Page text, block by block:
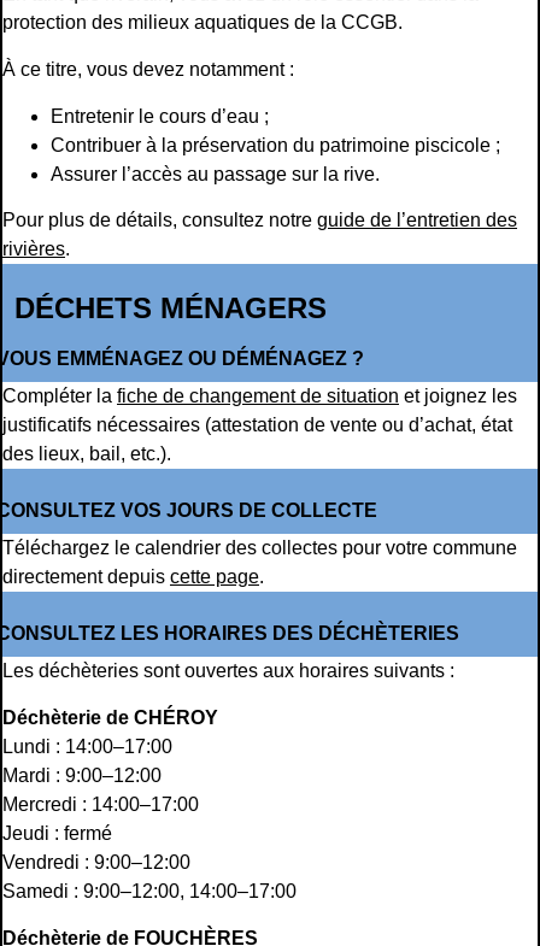
protection des milieux aquatiques de la CCGB.
À ce titre, vous devez notamment :
Entretenir le cours d’eau ;
Contribuer à la préservation du patrimoine piscicole ;
Assurer l’accès au passage sur la rive.
Pour plus de détails, consultez notre guide de l’entretien des
rivières.
DÉCHETS MÉNAGERS
EMMÉNAGEZ OU DÉMÉNAGEZ ?
Compléter la fiche de changement de situation et joignez les
justificatifs nécessaires (attestation de vente ou d’achat, état
des lieux, bail, etc.).
VOS JOURS DE COLLECTE
Téléchargez le calendrier des collectes pour votre commune
directement depuis cette page.
LES HORAIRES DES DÉCHÈTERIES
Les déchèteries sont ouvertes aux horaires suivants :
Déchèterie de CHÉROY
Lundi : 14:00–17:00
Mardi : 9:00–12:00
Mercredi : 14:00–17:00
Jeudi : fermé
Vendredi : 9:00–12:00
Samedi : 9:00–12:00, 14:00–17:00
Déchèterie de FOUCHÈRES